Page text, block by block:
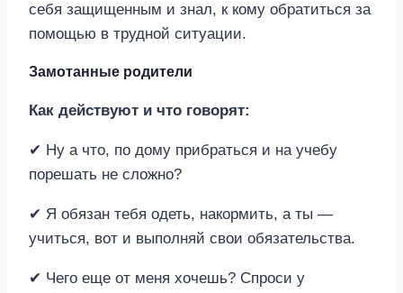
себя защищенным и знал, к кому обратиться за
помощью в трудной ситуации.
Замотанные родители
Как действуют и что говорят:
✔ Ну а что, по дому прибраться и на учебу
порешать не сложно?
✔ Я обязан тебя одеть, накормить, а ты —
учиться, вот и выполняй свои обязательства.
✔ Чего еще от меня хочешь? Спроси у